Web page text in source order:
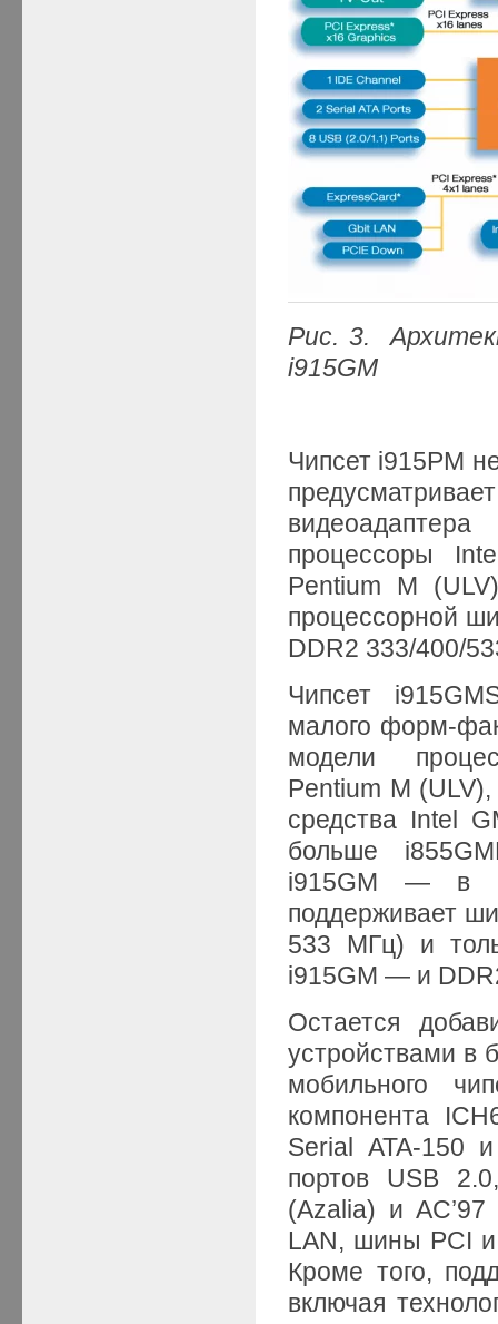
Рис. 3.
i915GM
Чипсет i915PM
процессоры
Pentium M
процессорной
DDR2 333/400/
Чипсет
малого форм-
модели
Pentium M
средства Intel
больше
i915GM — в 2
поддерживает
533 МГц) и
i915GM — и
Остается
устройствами в
мобильного
компонента
Serial ATA-150
портов USB
(Azalia) и
LAN, шины PCI
Кроме того,
включая